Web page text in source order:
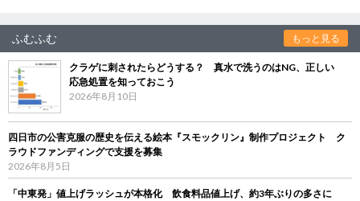
ふむふむ もっと見る
クラゲに刺されたらどうする？ 真水で洗うのはNG、正しい
応急処置を知っておこう
2026年8月10日
四日市の公害克服の歴史を伝える絵本『スモックリン』制作プロジェクト ク
ラウドファンディングで支援を募集
2026年8月5日
「中東発」値上げラッシュが本格化 飲食料品値上げ、約3年ぶりの多さに